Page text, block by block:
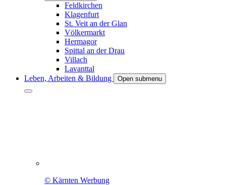
Feldkirchen
Klagenfurt
St. Veit an der Glan
Völkermarkt
Hermagor
Spittal an der Drau
Villach
Lavanttal
Leben, Arbeiten & Bildung
Open submenu
© Kärnten Werbung